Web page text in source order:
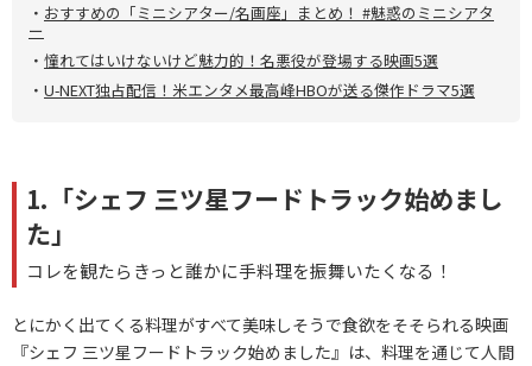
・ おすすめの「ミニシアター/名画座」まとめ！ #魅惑のミニシアタ
ー
・ 憧れてはいけないけど魅力的！名悪役が登場する映画5選
・ U-NEXT独占配信！米エンタメ最高峰HBOが送る傑作ドラマ5選
1.「シェフ 三ツ星フードトラック始めまし
た」
コレを観たらきっと誰かに手料理を振舞いたくなる！
とにかく出てくる料理がすべて美味しそうで食欲をそそられる映画
『シェフ 三ツ星フードトラック始めました』は、料理を通じて人間